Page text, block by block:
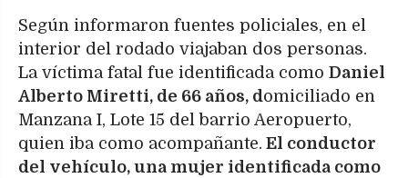
Según informaron fuentes policiales, en el
interior del rodado viajaban dos personas.
La víctima fatal fue identificada como Daniel
Alberto Miretti, de 66 años, domiciliado en
Manzana I, Lote 15 del barrio Aeropuerto,
quien iba como acompañante. El conductor
del vehículo, una mujer identificada como